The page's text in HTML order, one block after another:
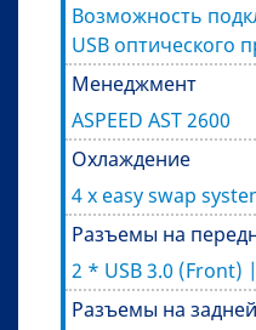
Возможность
USB оптического
Менеджмент
ASPEED AST 2600
Охлаждение
4 x easy swap
Разъемы на
2 * USB 3.0 (Front)
Разъемы на